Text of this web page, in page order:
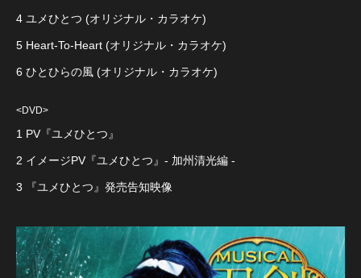
4 ユメひとつ (オリジナル・カラオケ)
5 Heart-To-Heart (オリジナル・カラオケ)
6 ひとひらの風 (オリジナル・カラオケ)
<DVD>
1 PV『ユメひとつ』
2 イメージPV『ユメひとつ』- 加州清光編 -
3 『ユメひとつ』発売告知映像